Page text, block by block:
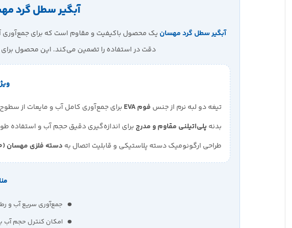
آبگیر سطل گرد
آبگیر سطل گرد مهسان یک محصول باکیفیت و مقاوم است که برای جمع‌آوری
دقت در استفاده را تضمین می‌کند. این محصول برای
تیغه دو لبه نرم از جنس فوم EVA
برای جمع‌آوری کامل آب و مایعات از
بدنه پلی‌اتیلنی مقاوم و مدرج برای اندازه‌گیری دقیق حجم آب و استفاده
طراحی ارگونومیک دسته پلاستیکی و قابلیت اتصال به دسته فلزی مهسان (20020)
جمع‌آوری سریع آب و
امکان کنترل حجم آب